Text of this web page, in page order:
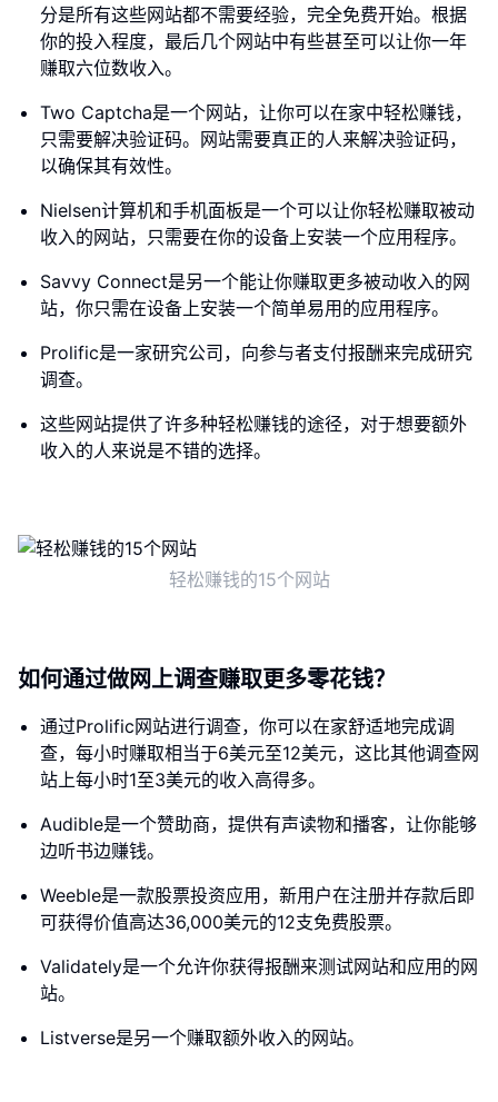
分是所有这些网站都不需要经验，完全免费开始。根据
你的投入程度，最后几个网站中有些甚至可以让你一年
赚取六位数收入。
Two Captcha是一个网站，让你可以在家中轻松赚钱，
只需要解决验证码。网站需要真正的人来解决验证码，
以确保其有效性。
Nielsen计算机和手机面板是一个可以让你轻松赚取被动
收入的网站，只需要在你的设备上安装一个应用程序。
Savvy Connect是另一个能让你赚取更多被动收入的网
站，你只需在设备上安装一个简单易用的应用程序。
Prolific是一家研究公司，向参与者支付报酬来完成研究
调查。
这些网站提供了许多种轻松赚钱的途径，对于想要额外
收入的人来说是不错的选择。
轻松赚钱的15个网站
如何通过做网上调查赚取更多零花钱？
通过Prolific网站进行调查，你可以在家舒适地完成调
查，每小时赚取相当于6美元至12美元，这比其他调查网
站上每小时1至3美元的收入高得多。
Audible是一个赞助商，提供有声读物和播客，让你能够
边听书边赚钱。
Weeble是一款股票投资应用，新用户在注册并存款后即
可获得价值高达36,000美元的12支免费股票。
Validately是一个允许你获得报酬来测试网站和应用的网
站。
Listverse是另一个赚取额外收入的网站。